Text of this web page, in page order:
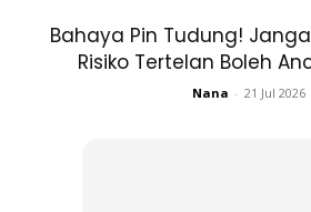
Bahaya Pin Tudung!
Risiko Tertelan Boleh
Nana - 21 Jul 2026